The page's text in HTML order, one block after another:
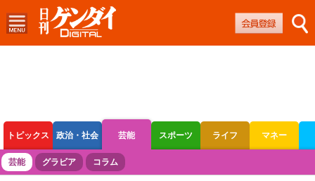
トピックス 政治・社会 芸能 スポーツ ライフ マネー
ボートレース 競輪 オートレース
芸能 グラビア コラム